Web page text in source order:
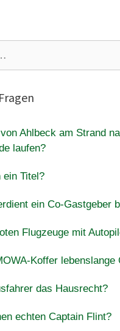
Ahlbeck am Strand
laufen?
ein Titel?
ein Co-Gastgeber
Flugzeuge mit
Koffer lebenslange
das Hausrecht?
echten Captain Flint?